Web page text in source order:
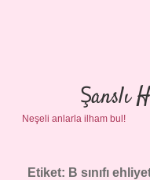
Şanslı
Neşeli anlarla ilham bul!
Etiket: B sınıfı